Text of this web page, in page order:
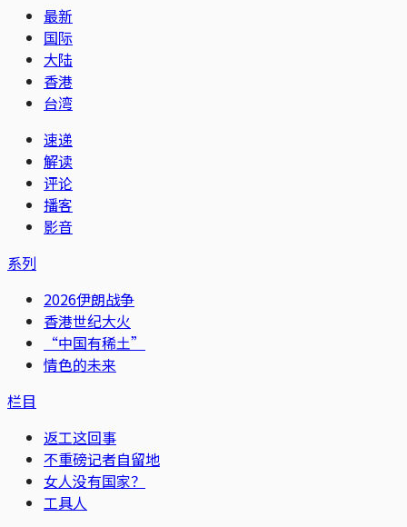
最新
国际
大陆
香港
台湾
速递
解读
评论
播客
影音
系列
2026伊朗战争
香港世纪大火
“中国有稀土”
情色的未来
栏目
返工这回事
不重磅记者自留地
女人没有国家？
工具人